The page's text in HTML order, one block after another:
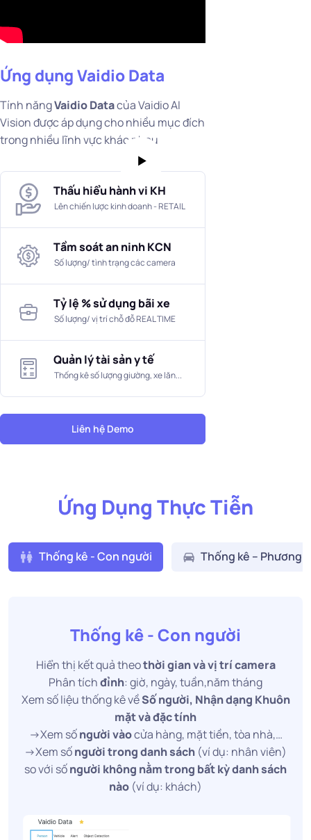
Ứng dụng Vaidio Data
Tính năngVaidio Datacủa Vaidio AI
Vision được áp dụng cho nhiều mục đích
trong nhiều lĩnh vực khác nhau
Thấu hiểu hành vi KH
Lên chiến lược kinh doanh - RETAIL
Tầm soát an ninh KCN
Số lượng/ tình trạng các camera
Tỷ lệ % sử dụng bãi xe
Số lượng/ vị trí chỗ đỗ REAL TIME
Quản lý tài sản y tế
Thống kê số lượng giường, xe lăn...
Liên hệ Demo
Ứng Dụng Thực Tiễn
Thống kê - Con người Thống kê – Phương
Thống kê - Con người
Hiển thị kết quả theothời gian và vị trí camera
Phân tíchđỉnh: giờ, ngày, tuần,năm tháng
Xem số liệu thống kê vềSố người, Nhận dạng Khuôn
mặt và đặc tính
->Xem sốngười vàocửa hàng, mặt tiền, tòa nhà,…
->Xem sốngười trong danh sách (ví dụ: nhân viên)
so với sốngười không nằm trong bất kỳ danh sách
nào (ví dụ: khách)